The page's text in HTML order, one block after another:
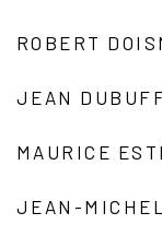
ROBERT
JEAN
MAURICE
JEAN-